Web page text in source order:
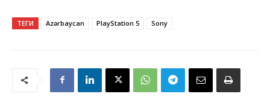
ТЕГИ Azərbaycan PlayStation 5 Sony